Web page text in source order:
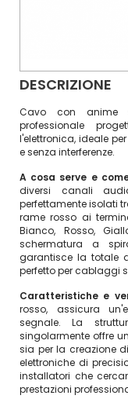
DESCRIZIONE
Cavo con anime
professionale
l'elettronica, ideale
e senza interferenze.
A cosa serve e
diversi canali
perfettamente isolati
rame rosso ai
Bianco, Rosso,
schermatura a
garantisce la totale
perfetto per cablaggi
Caratteristiche e
rosso, assicura
segnale. La
singolarmente offre
sia per la creazione
elettroniche di
installatori che
prestazioni